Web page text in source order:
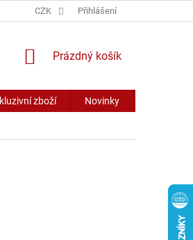
CZK Přihlášení
NÁKUPNÍ
Prázdný košík
zboží Novinky